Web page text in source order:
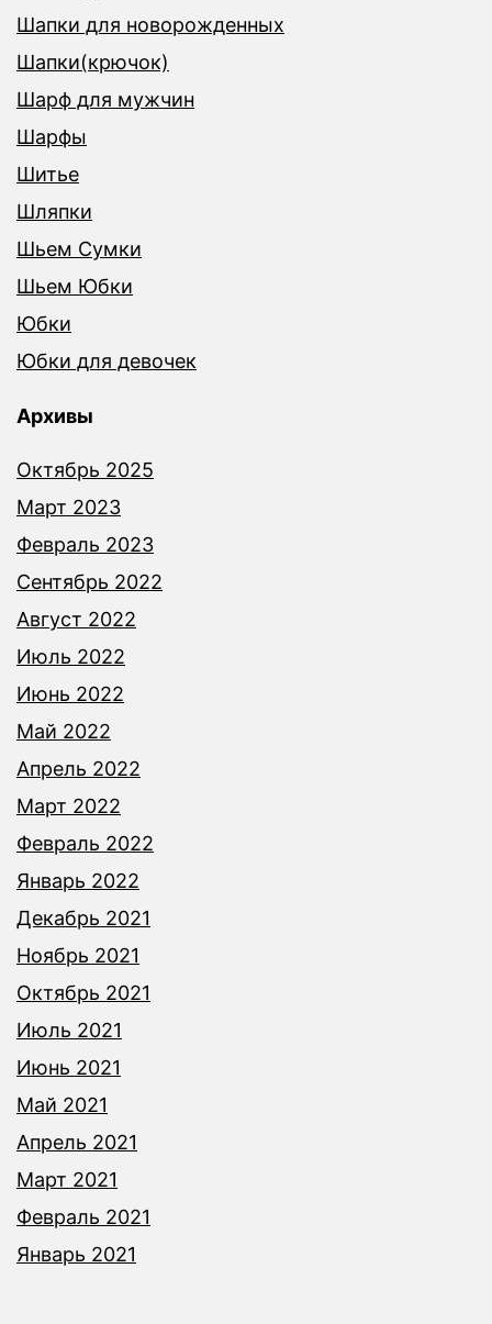
Шапки для новорожденных
Шапки(крючок)
Шарф для мужчин
Шарфы
Шитье
Шляпки
Шьем Сумки
Шьем Юбки
Юбки
Юбки для девочек
Архивы
Октябрь 2025
Март 2023
Февраль 2023
Сентябрь 2022
Август 2022
Июль 2022
Июнь 2022
Май 2022
Апрель 2022
Март 2022
Февраль 2022
Январь 2022
Декабрь 2021
Ноябрь 2021
Октябрь 2021
Июль 2021
Июнь 2021
Май 2021
Апрель 2021
Март 2021
Февраль 2021
Январь 2021